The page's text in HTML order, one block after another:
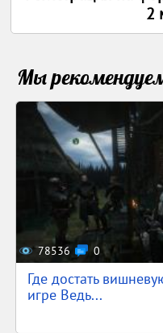
2
Мы
78536 0
Где достать
игре Ведь...